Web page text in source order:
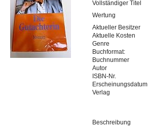
Vollständiger Titel
Wertung
Aktueller Besitzer
Aktuelle Kosten
Genre
Buchformat:
Buchnummer
Autor
ISBN-Nr.
Erscheinungsdatum
Verlag
Beschreibung